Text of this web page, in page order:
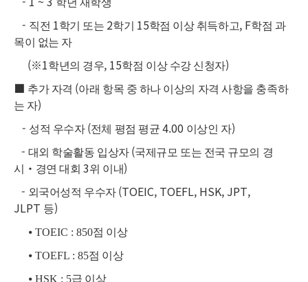
학년 재학생
- 직전 1학기 또는 2학기 15학점 이상 취득하고, F학점 과
목이 없는 자
(※1학년의 경우, 15학점 이상 수강 신청자)
■ 추가 자격 (아래 항목 중 하나 이상의 자격 사항을 충족하
는 자)
- 성적 우수자 (전체 평점 평균 4.00 이상인 자)
- 대외 학술활동 입상자 (국제규모 또는 전국 규모의 경
시
‧ 경연 대회 3위 이내)
- 외국어성적 우수자 (TOEIC, TOEFL, HSK, JPT,
JLPT 등)
⦁TOEIC : 850점 이상
⦁TOEFL : 85점 이상
⦁HSK : 5급 이상